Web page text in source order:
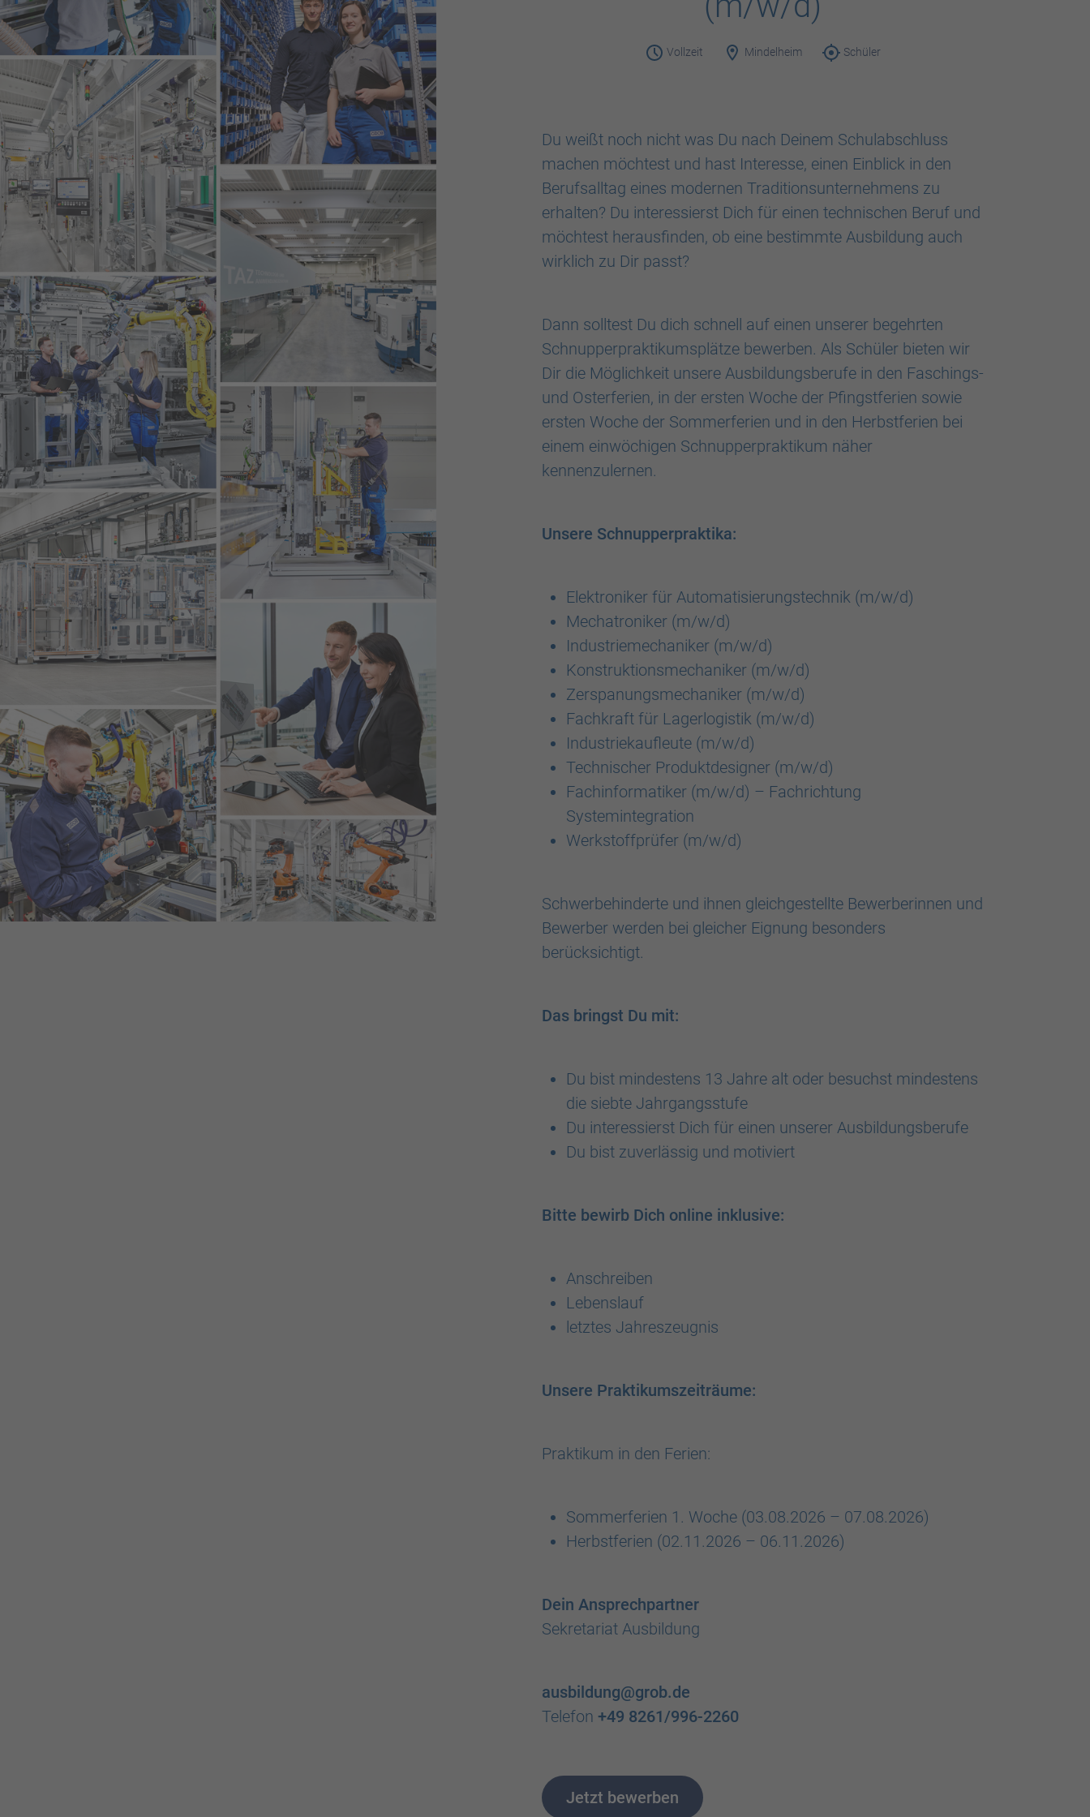
Vollzeit Mindelheim Schüler
Du weißt noch nicht was Du nach Deinem Schulabschluss
machen möchtest und hast Interesse, einen Einblick in den
Berufsalltag eines modernen Traditionsunternehmens zu
erhalten? Du interessierst Dich für einen technischen Beruf und
möchtest herausfinden, ob eine bestimmte Ausbildung auch
wirklich zu Dir passt?
Dann solltest Du dich schnell auf einen unserer begehrten
Schnupperpraktikumsplätze bewerben. Als Schüler bieten wir
Dir die Möglichkeit unsere Ausbildungsberufe in den Faschings-
und Osterferien, in der ersten Woche der Pfingstferien sowie
ersten Woche der Sommerferien und in den Herbstferien bei
einem einwöchigen Schnupperpraktikum näher
kennenzulernen.
Unsere Schnupperpraktika:
Elektroniker für Automatisierungstechnik (m/w/d)
Mechatroniker (m/w/d)
Industriemechaniker (m/w/d)
Konstruktionsmechaniker (m/w/d)
Zerspanungsmechaniker (m/w/d)
Fachkraft für Lagerlogistik (m/w/d)
Industriekaufleute (m/w/d)
Technischer Produktdesigner (m/w/d)
Fachinformatiker (m/w/d) – Fachrichtung
Systemintegration
Werkstoffprüfer (m/w/d)
Schwerbehinderte und ihnen gleichgestellte Bewerberinnen und
Bewerber werden bei gleicher Eignung besonders
berücksichtigt.
Das bringst Du mit:
Du bist mindestens 13 Jahre alt oder besuchst mindestens
die siebte Jahrgangsstufe
Du interessierst Dich für einen unserer Ausbildungsberufe
Du bist zuverlässig und motiviert
Bitte bewirb Dich online inklusive:
Anschreiben
Lebenslauf
letztes Jahreszeugnis
Unsere Praktikumszeiträume:
Praktikum in den Ferien:
Sommerferien 1. Woche (03.08.2026 – 07.08.2026)
Herbstferien (02.11.2026 – 06.11.2026)
Dein Ansprechpartner
Sekretariat Ausbildung
ausbildung@grob.de
Telefon +49 8261/996-2260
Jetzt bewerben